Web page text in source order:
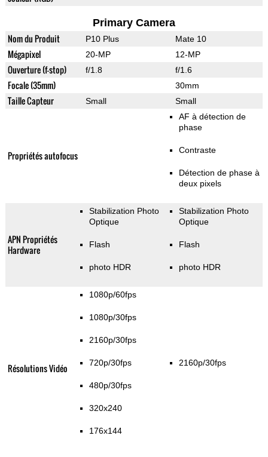
Primary Camera
Nom du Produit P10 Plus Mate 10
Mégapixel 20-MP 12-MP
Ouverture (f-stop) f/1.8 f/1.6
Focale (35mm) 30mm
Taille Capteur Small Small
Propriétés autofocus
AF à détection de
phase
Contraste
Détection de phase à
deux pixels
APN Propriétés
Hardware
Stabilization Photo
Optique
Flash
photo HDR
Stabilization Photo
Optique
Flash
photo HDR
Résolutions Vidéo
1080p/60fps
1080p/30fps
2160p/30fps
720p/30fps
480p/30fps
320x240
176x144
2160p/30fps